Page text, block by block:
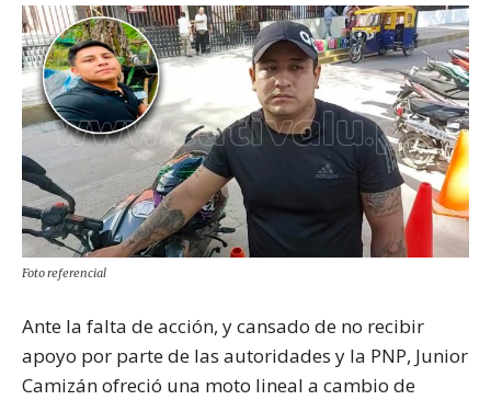
Foto referencial
Ante la falta de acción, y cansado de no recibir
apoyo por parte de las autoridades y la PNP, Junior
Camizán ofreció una moto lineal a cambio de